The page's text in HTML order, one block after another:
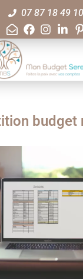
07 87 18 49 10
budget